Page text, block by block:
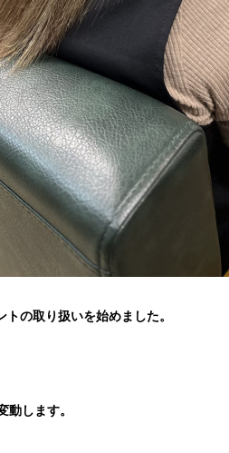
の取り扱いを始めました。
します。